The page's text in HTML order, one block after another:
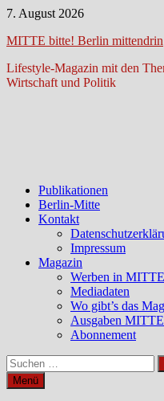
Zum
springen
7. August 2026
MITTE bitte! Berlin mittendrin
Lifestyle-Magazin mit den
Wirtschaft und Politik
Publikationen
Berlin-Mitte
Kontakt
Impressum
Magazin
Werben in
Mediadaten
Wo gibt’s das
Ausgaben
Abonnement
Suchen
nach:
Menü